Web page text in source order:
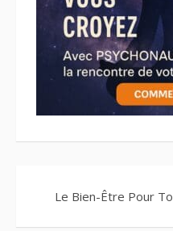
Le Bien-Être Pour